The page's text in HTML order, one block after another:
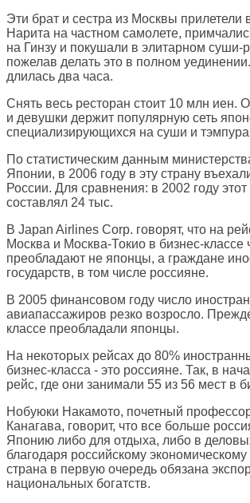
Эти брат и сестра из Москвы прилетели
Нарита на частном самолете,
на Гинзу и покушали в элитарном суши-
пожелав делать это в полном
длилась два часа.
Снять весь ресторан стоит 10 млн иен.
и девушки держит популярную сеть
специализирующихся на суши и
По статистическим данным
Японии, в 2006 году в эту страну
России. Для сравнения: в 2002 году этот
составлял 24 тыс.
В Japan Airlines Corp. говорят, что на
Москва и Москва-Токио в бизнес-классе
преобладают не японцы, а граждане
государств, в том числе россияне.
В 2005 финансовом году число
авиапассажиров резко возросло.
классе преобладали японцы.
На некоторых рейсах до 80%
бизнес-класса - это россияне. Так, в
рейс, где они занимали 55 из 56 мест в
Нобуюки Накамото, почетный
Канагава, говорит, что все больше
Японию либо для отдыха, либо в
благодаря российскому
страна в первую очередь обязана
национальных богатств.